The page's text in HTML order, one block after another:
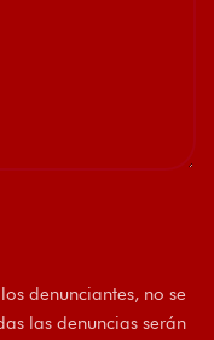
denunciantes, no se
las denuncias serán